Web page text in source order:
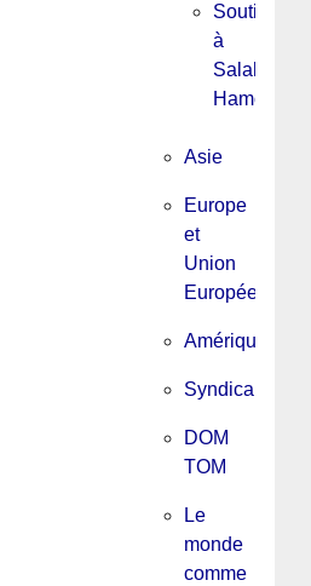
Soutien
à
Salah
Hamouri
Asie
Europe
et
Union
Européenne
Amérique
Syndicalisme
DOM
TOM
Le
monde
comme